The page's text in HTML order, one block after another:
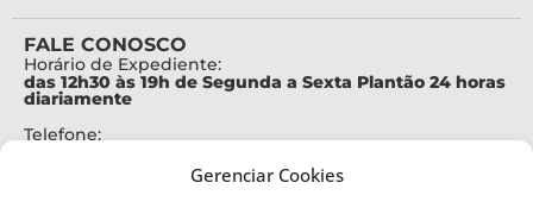
Gerenciar Cookies
FALE CONOSCO
Horário de Expediente:
das 12h30 às 19h de Segunda a Sexta Plantão 24 horas
diariamente
Telefone: